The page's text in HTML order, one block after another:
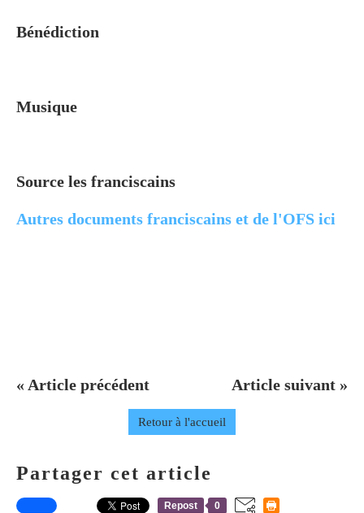
Bénédiction
Musique
Source les franciscains
Autres documents franciscains et de l'OFS ici
« Article précédent Article suivant »
Retour à l'accueil
Partager cet article
Repost 0